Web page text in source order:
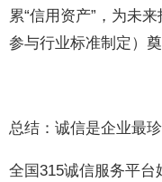
累“信用资产”，为未
参与行业标准制定）
总结：诚信是企业最
全国315诚信服务平台